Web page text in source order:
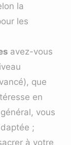
la
les
avez-vous
que
en
vous
;
à votre